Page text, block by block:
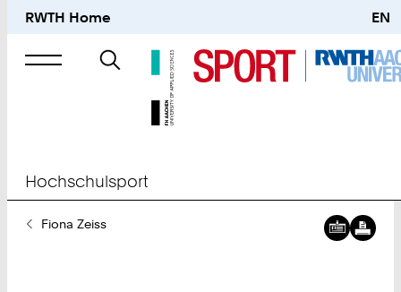
RWTH Home EN
Suche
nach
Hochschulsport
SieFiona Zeiss